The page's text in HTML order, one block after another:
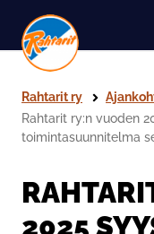
Siirry sivun sisältöön
Rahtarit ry
Rahtarit ry:n vuoden
toimintasuunnitelma
2025